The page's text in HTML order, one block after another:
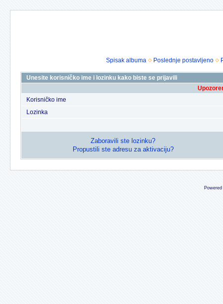
Spisak albuma Poslednje postavljeno
Unesite korisničko ime i lozinku kako biste se prijavili
Korisničko ime
Lozinka
Zaboravili ste lozinku?
Propustili ste adresu za aktivaciju?